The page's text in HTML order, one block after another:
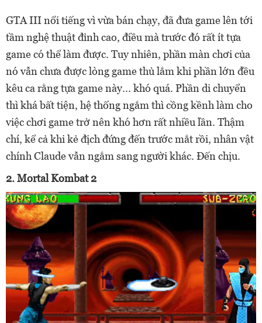
GTA III nổi tiếng vì vừa bán chạy, đã đưa game lên tới
tầm nghệ thuật đỉnh cao, điều mà trước đó rất ít tựa
game có thể làm được. Tuy nhiên, phần màn chơi của
nó vẫn chưa được lòng game thủ lắm khi phần lớn đều
kêu ca rằng tựa game này... khó quá. Phần di chuyển
thì khá bất tiện, hệ thống ngắm thì cồng kềnh làm cho
việc chơi game trở nên khó hơn rất nhiều lần. Thậm
chí, kể cả khi kẻ địch đứng đến trước mắt rồi, nhân vật
chính Claude vẫn ngắm sang người khác. Đến chịu.
2. Mortal Kombat 2